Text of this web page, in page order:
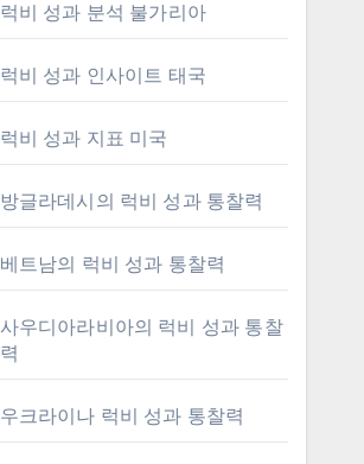
럭비 성과 분석 불가리아
럭비 성과 인사이트 태국
럭비 성과 지표 미국
방글라데시의 럭비 성과 통찰력
베트남의 럭비 성과 통찰력
사우디아라비아의 럭비 성과 통찰
력
우크라이나 럭비 성과 통찰력